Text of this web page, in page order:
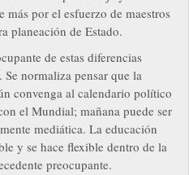
más por el esfuerzo de maestros
planeación de Estado.
de estas diferencias
normaliza pensar que la
convenga al calendario político
el Mundial; mañana puede ser
mediática. La educación
y se hace flexible dentro de la
preocupante.